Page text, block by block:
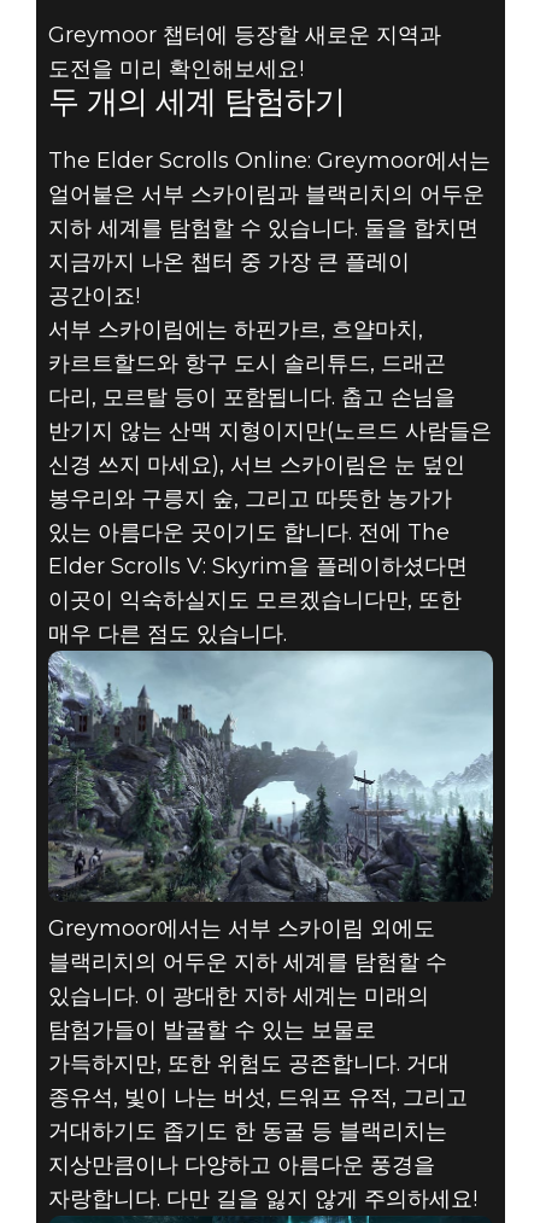
The Elder Scrolls Online
2020년 4월 09일
GREYMOOR의
서부 스카이림과
블랙리치로
새로운 모험을
떠나세요
Greymoor 챕터에 등장할 새로운 지역과
도전을 미리 확인해보세요!
두 개의 세계 탐험하기
The Elder Scrolls Online: Greymoor에서는
얼어붙은 서부 스카이림과 블랙리치의 어두운
지하 세계를 탐험할 수 있습니다. 둘을 합치면
지금까지 나온 챕터 중 가장 큰 플레이
공간이죠!
서부 스카이림에는 하핀가르, 흐얄마치,
카르트할드와 항구 도시 솔리튜드, 드래곤
다리, 모르탈 등이 포함됩니다. 춥고 손님을
반기지 않는 산맥 지형이지만(노르드 사람들은
신경 쓰지 마세요), 서브 스카이림은 눈 덮인
봉우리와 구릉지 숲, 그리고 따뜻한 농가가
있는 아름다운 곳이기도 합니다. 전에 The
Elder Scrolls V: Skyrim을 플레이하셨다면
이곳이 익숙하실지도 모르겠습니다만, 또한
매우 다른 점도 있습니다.
Greymoor에서는 서부 스카이림 외에도
블랙리치의 어두운 지하 세계를 탐험할 수
있습니다. 이 광대한 지하 세계는 미래의
탐험가들이 발굴할 수 있는 보물로
가득하지만, 또한 위험도 공존합니다. 거대
종유석, 빛이 나는 버섯, 드워프 유적, 그리고
거대하기도 좁기도 한 동굴 등 블랙리치는
지상만큼이나 다양하고 아름다운 풍경을
자랑합니다. 다만 길을 잃지 않게 주의하세요!